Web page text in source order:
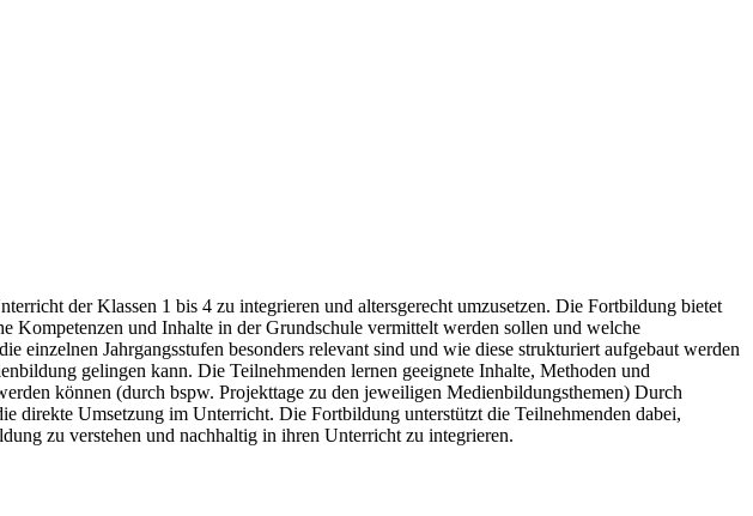
der Klassen 1 bis 4 zu integrieren und altersgerecht umzusetzen. Die Fortbildung bietet
Kompetenzen und Inhalte in der Grundschule vermittelt werden sollen und welche
Jahrgangsstufen besonders relevant sind und wie diese strukturiert aufgebaut werden
gelingen kann. Die Teilnehmenden lernen geeignete Inhalte, Methoden und
können (durch bspw. Projekttage zu den jeweiligen Medienbildungsthemen) Durch
direkte Umsetzung im Unterricht. Die Fortbildung unterstützt die Teilnehmenden dabei,
zu verstehen und nachhaltig in ihren Unterricht zu integrieren.